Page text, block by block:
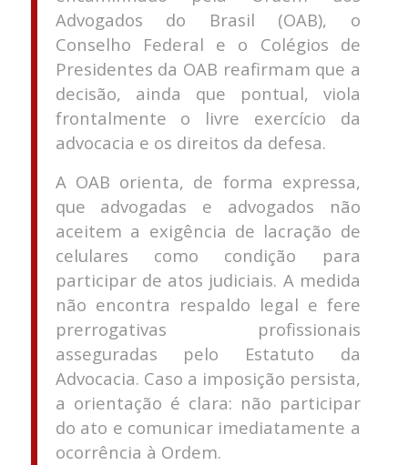
Advogados do Brasil (OAB), o
Conselho Federal e o Colégios de
Presidentes da OAB reafirmam que a
decisão, ainda que pontual, viola
frontalmente o livre exercício da
advocacia e os direitos da defesa.
A OAB orienta, de forma expressa,
que advogadas e advogados não
aceitem a exigência de lacração de
celulares como condição para
participar de atos judiciais. A medida
não encontra respaldo legal e fere
prerrogativas profissionais
asseguradas pelo Estatuto da
Advocacia. Caso a imposição persista,
a orientação é clara: não participar
do ato e comunicar imediatamente a
ocorrência à Ordem.